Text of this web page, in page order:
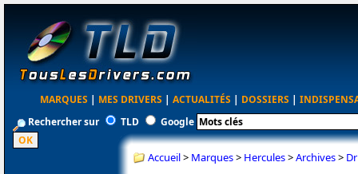
MARQUES | MES DRIVERS | ACTUALITÉS | DOSSIERS |
Rechercher sur
TLD Google
Accueil> Marques> Hercules>Archives>